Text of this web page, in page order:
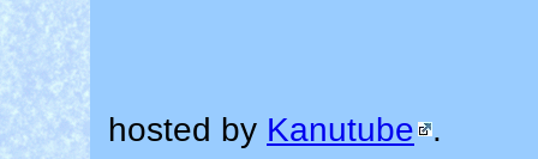
hosted by Kanutube .